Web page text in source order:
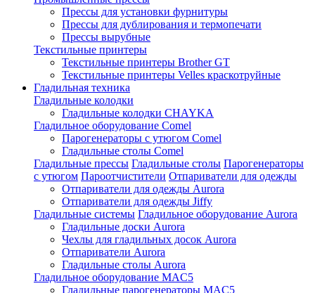
Прессы для установки фурнитуры
Прессы для дублирования и термопечати
Прессы вырубные
Текстильные принтеры
Текстильные принтеры Brother GT
Текстильные принтеры Velles краскотруйные
Гладильная техника
Гладильные колодки
Гладильные колодки CHAYKA
Гладильное оборудование Comel
Парогенераторы с утюгом Comel
Гладильные столы Comel
Гладильные прессы Гладильные столы Парогенераторы
с утюгом Пароотчистители Отпариватели для одежды
Отпариватели для одежды Aurora
Отпариватели для одежды Jiffy
Гладильные системы Гладильное оборудование Aurora
Гладильные доски Aurora
Чехлы для гладильных досок Aurora
Отпариватели Aurora
Гладильные столы Aurora
Гладильное оборудование MAC5
Гладильные парогенераторы MAC5